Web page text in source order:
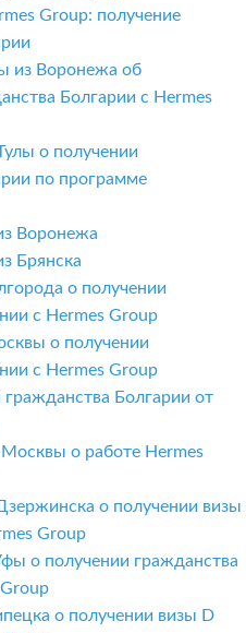
Group: получение
из Воронежа об
Болгарии с Hermes
о получении
по программе
Воронежа
Брянска
о получении
с Hermes Group
о получении
с Hermes Group
Болгарии от
о работе Hermes
о получении визы
Group
о получении гражданства
о получении визы D